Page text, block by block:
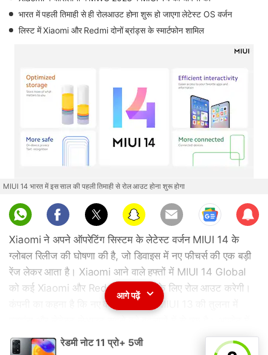
भारत में पहली तिमाही से ही रोलआउट होना शुरू हो जाएगा लेटेस्ट OS वर्जन
लिस्ट में Xiaomi और Redmi दोनों ब्रांड्स के स्मार्टफोन शामिल
MIUI 14 भारत में इस साल की पहली तिमाही से रोल आउट होना शुरू होगा
Sub
scri
Xiaomi ने अपने ऑपरेटिंग सिस्टम के लेटेस्ट वर्जन MIUI 14 के
ग्लोबल रिलीज की घोषणा की है, जो डिवाइस में नए फीचर्स की एक बड़ी
रेंज लेकर आता है। Xiaomi आने वाले हफ्तों में MIUI 14 Global
को कई Xiaomi और Redmi स्मार्टफोन के लिए रोल आउट करेगी।
कंपनी का कहना है कि नए वर्जन में मौजूदा MIUI 13 की तुलना में
नए विज़ुअल स्टाइल के साथ-साथ रीडिजाइन किए गए सिस्टम ऐप्स
शामिल हैं। Xiaomi ने कहा है कि नए MIUI 14 में सुपर आइकॉन,
आगे पढ़ें
रेडमी नोट 11 प्रो+ 5जी